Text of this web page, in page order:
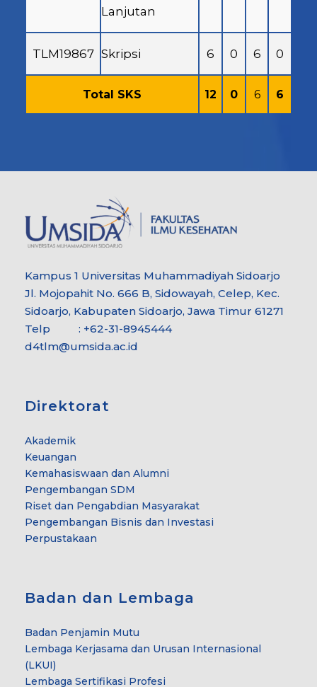
Lanjutan
TLM19867 Skripsi 6 0 6 0
Total SKS 12 0 6 6
Kampus 1 Universitas Muhammadiyah Sidoarjo
Jl. Mojopahit No. 666 B, Sidowayah, Celep, Kec.
Sidoarjo, Kabupaten Sidoarjo, Jawa Timur 61271
Telp : +62-31-8945444
d4tlm@umsida.ac.id
Direktorat
Akademik
Keuangan
Kemahasiswaan dan Alumni
Pengembangan SDM
Riset dan Pengabdian Masyarakat
Pengembangan Bisnis dan Investasi
Perpustakaan
Badan dan Lembaga
Badan Penjamin Mutu
Lembaga Kerjasama dan Urusan Internasional
(LKUI)
Lembaga Sertifikasi Profesi